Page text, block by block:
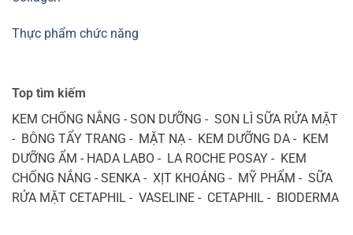
Thực phẩm chức năng
Top tìm kiếm
KEM CHỐNG NẮNG - SON DƯỠNG - SON LÌ SỮA RỬA MẶT
- BÔNG TẨY TRANG - MẶT NẠ - KEM DƯỠNG DA - KEM
DƯỠNG ẨM - HADA LABO - LA ROCHE POSAY - KEM
CHỐNG NẮNG - SENKA - XỊT KHOÁNG - MỸ PHẨM - SỮA
RỬA MẶT CETAPHIL - VASELINE - CETAPHIL - BIODERMA